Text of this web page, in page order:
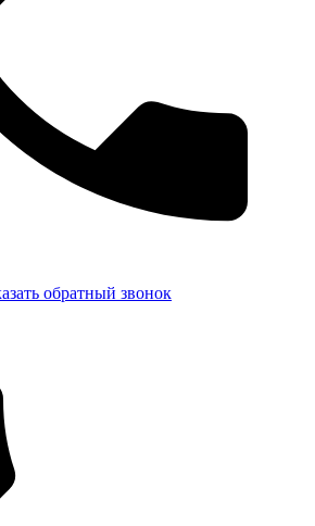
обратный звонок